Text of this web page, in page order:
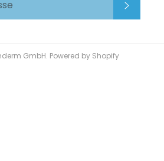
GmbH. Powered by Shopify